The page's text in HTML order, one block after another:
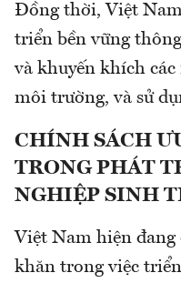
Đồng thời, Việt
triển bền vững
và khuyến khích
môi trường, và sử
CHÍNH SÁCH
TRONG PHÁT
NGHIỆP SINH
Việt Nam hiện
khăn trong việc